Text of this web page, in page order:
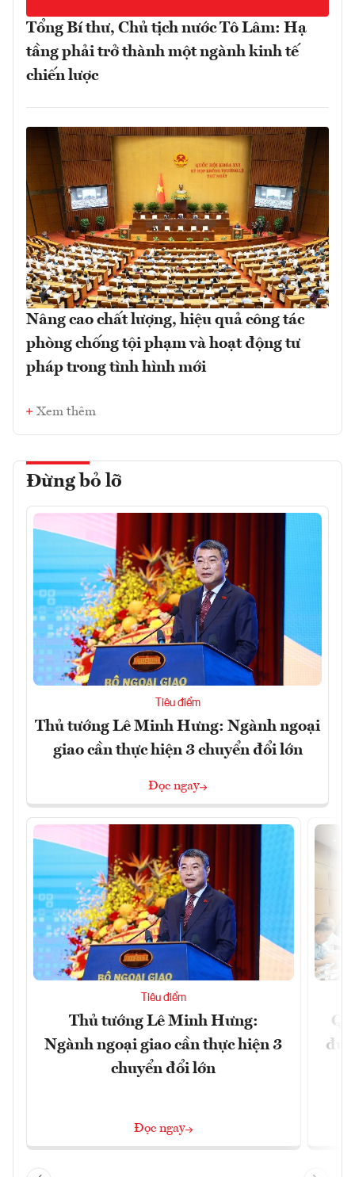
Tổng Bí thư, Chủ tịch nước Tô Lâm: Hạ
tầng phải trở thành một ngành kinh tế
chiến lược
Nâng cao chất lượng, hiệu quả công tác
phòng chống tội phạm và hoạt động tư
pháp trong tình hình mới
Xem thêm
Đừng bỏ lỡ
Tiêu điểm
Thủ tướng Lê Minh Hưng: Ngành ngoại
giao cần thực hiện 3 chuyển đổi lớn
Đọc ngay
Tiêu điểm
Thủ tướng Lê Minh Hưng:
Ngành ngoại giao cần thực hiện 3
chuyển đổi lớn
Đọc ngay
đủ